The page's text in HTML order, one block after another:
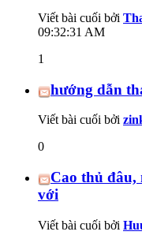
Viết bài cuối bởi
09:32:31 AM
1
hướng dẫn
Viết bài cuối bởi
0
Cao thủ đâu,
với
Viết bài cuối bởi